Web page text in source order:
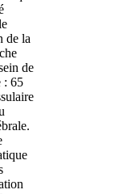
de la
de
: 65